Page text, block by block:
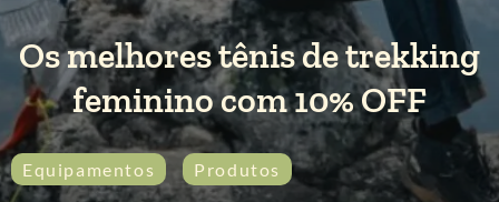
Os melhores tênis de trekking
feminino com 10% OFF
Equipamentos Produtos